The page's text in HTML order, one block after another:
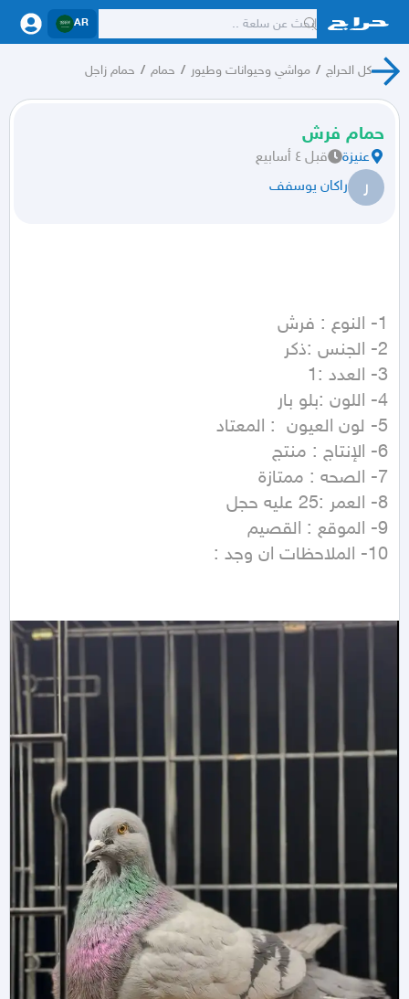
AR
كل الحراج / مواشي وحيوانات وطيور / حمام / حمام زاجل
حمام فرش
عنيزة قبل ٤ أسابيع
ر راكان يوسفف
10- الملاحظات ان وجد :